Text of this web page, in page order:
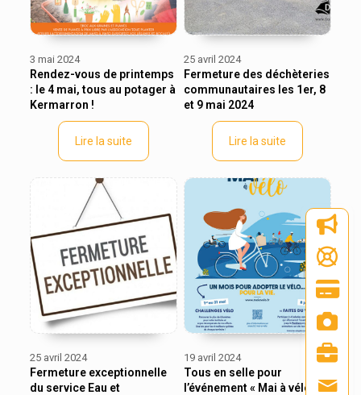
3 mai 2024
Rendez-vous de printemps
: le 4 mai, tous au potager à
Kermarron !
Lire la suite
25 avril 2024
Fermeture des déchèteries
communautaires les 1er, 8
et 9 mai 2024
Lire la suite
25 avril 2024
Fermeture exceptionnelle
du service Eau et
19 avril 2024
Tous en selle pour
l’événement « Mai à vélo »